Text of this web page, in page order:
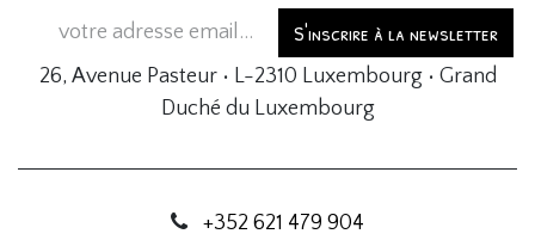
S'inscrire à la newsletter
26, Avenue Pasteur • L-2310 Luxembourg • Grand
Duché du Luxembourg
+352 621 479 904